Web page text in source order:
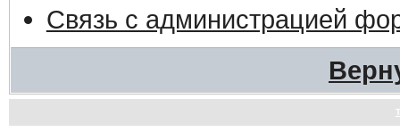
Связь с администрацией